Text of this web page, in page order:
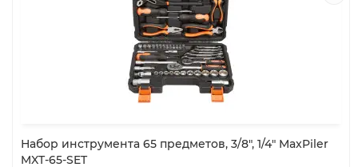
Набор инструмента 65 предметов, 3/8", 1/4" MaxPiler
MXT-65-SET